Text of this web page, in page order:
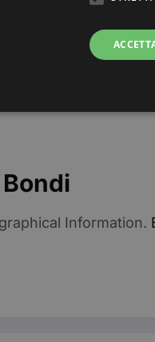
Information.
necessari consentono le
utilizzato correttamente senza i